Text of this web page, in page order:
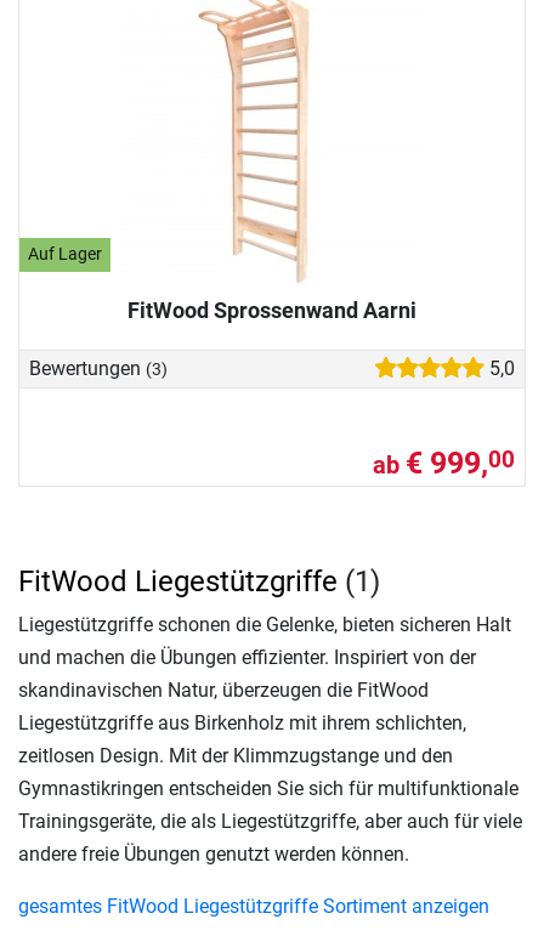
Auf Lager
FitWood Sprossenwand Aarni
Bewertungen (3) 5,0
ab € 999,00
FitWood Liegestützgriffe (1)
Liegestützgriffe schonen die Gelenke, bieten sicheren Halt
und machen die Übungen effizienter. Inspiriert von der
skandinavischen Natur, überzeugen die FitWood
Liegestützgriffe aus Birkenholz mit ihrem schlichten,
zeitlosen Design. Mit der Klimmzugstange und den
Gymnastikringen entscheiden Sie sich für multifunktionale
Trainingsgeräte, die als Liegestützgriffe, aber auch für viele
andere freie Übungen genutzt werden können.
gesamtes FitWood Liegestützgriffe Sortiment anzeigen